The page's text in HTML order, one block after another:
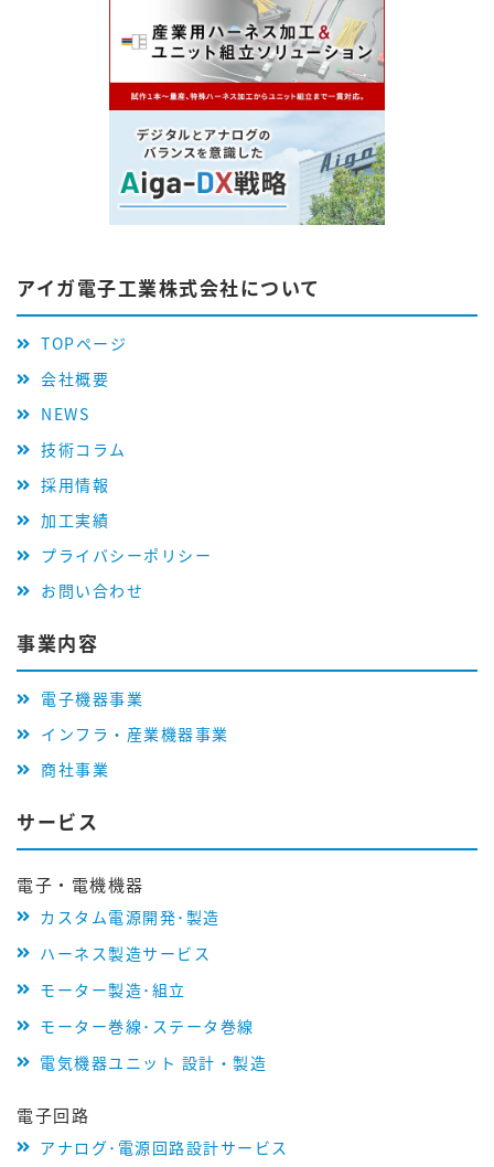
アイガ電子工業株式会社について
TOPページ
会社概要
NEWS
技術コラム
採用情報
加工実績
プライバシーポリシー
お問い合わせ
事業内容
電子機器事業
インフラ・産業機器事業
商社事業
サービス
電子・電機機器
カスタム電源開発･製造
ハーネス製造サービス
モーター製造･組立
モーター巻線･ステータ巻線
電気機器ユニット 設計・製造
電子回路
アナログ･電源回路設計サービス